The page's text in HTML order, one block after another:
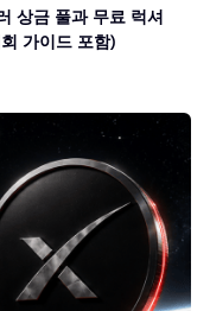
상금 풀과 무료 럭셔
가이드 포함)